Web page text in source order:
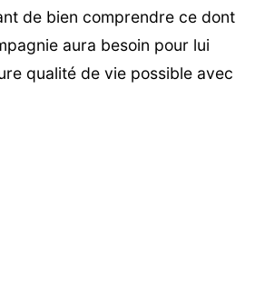
de bien comprendre ce dont
aura besoin pour lui
qualité de vie possible avec